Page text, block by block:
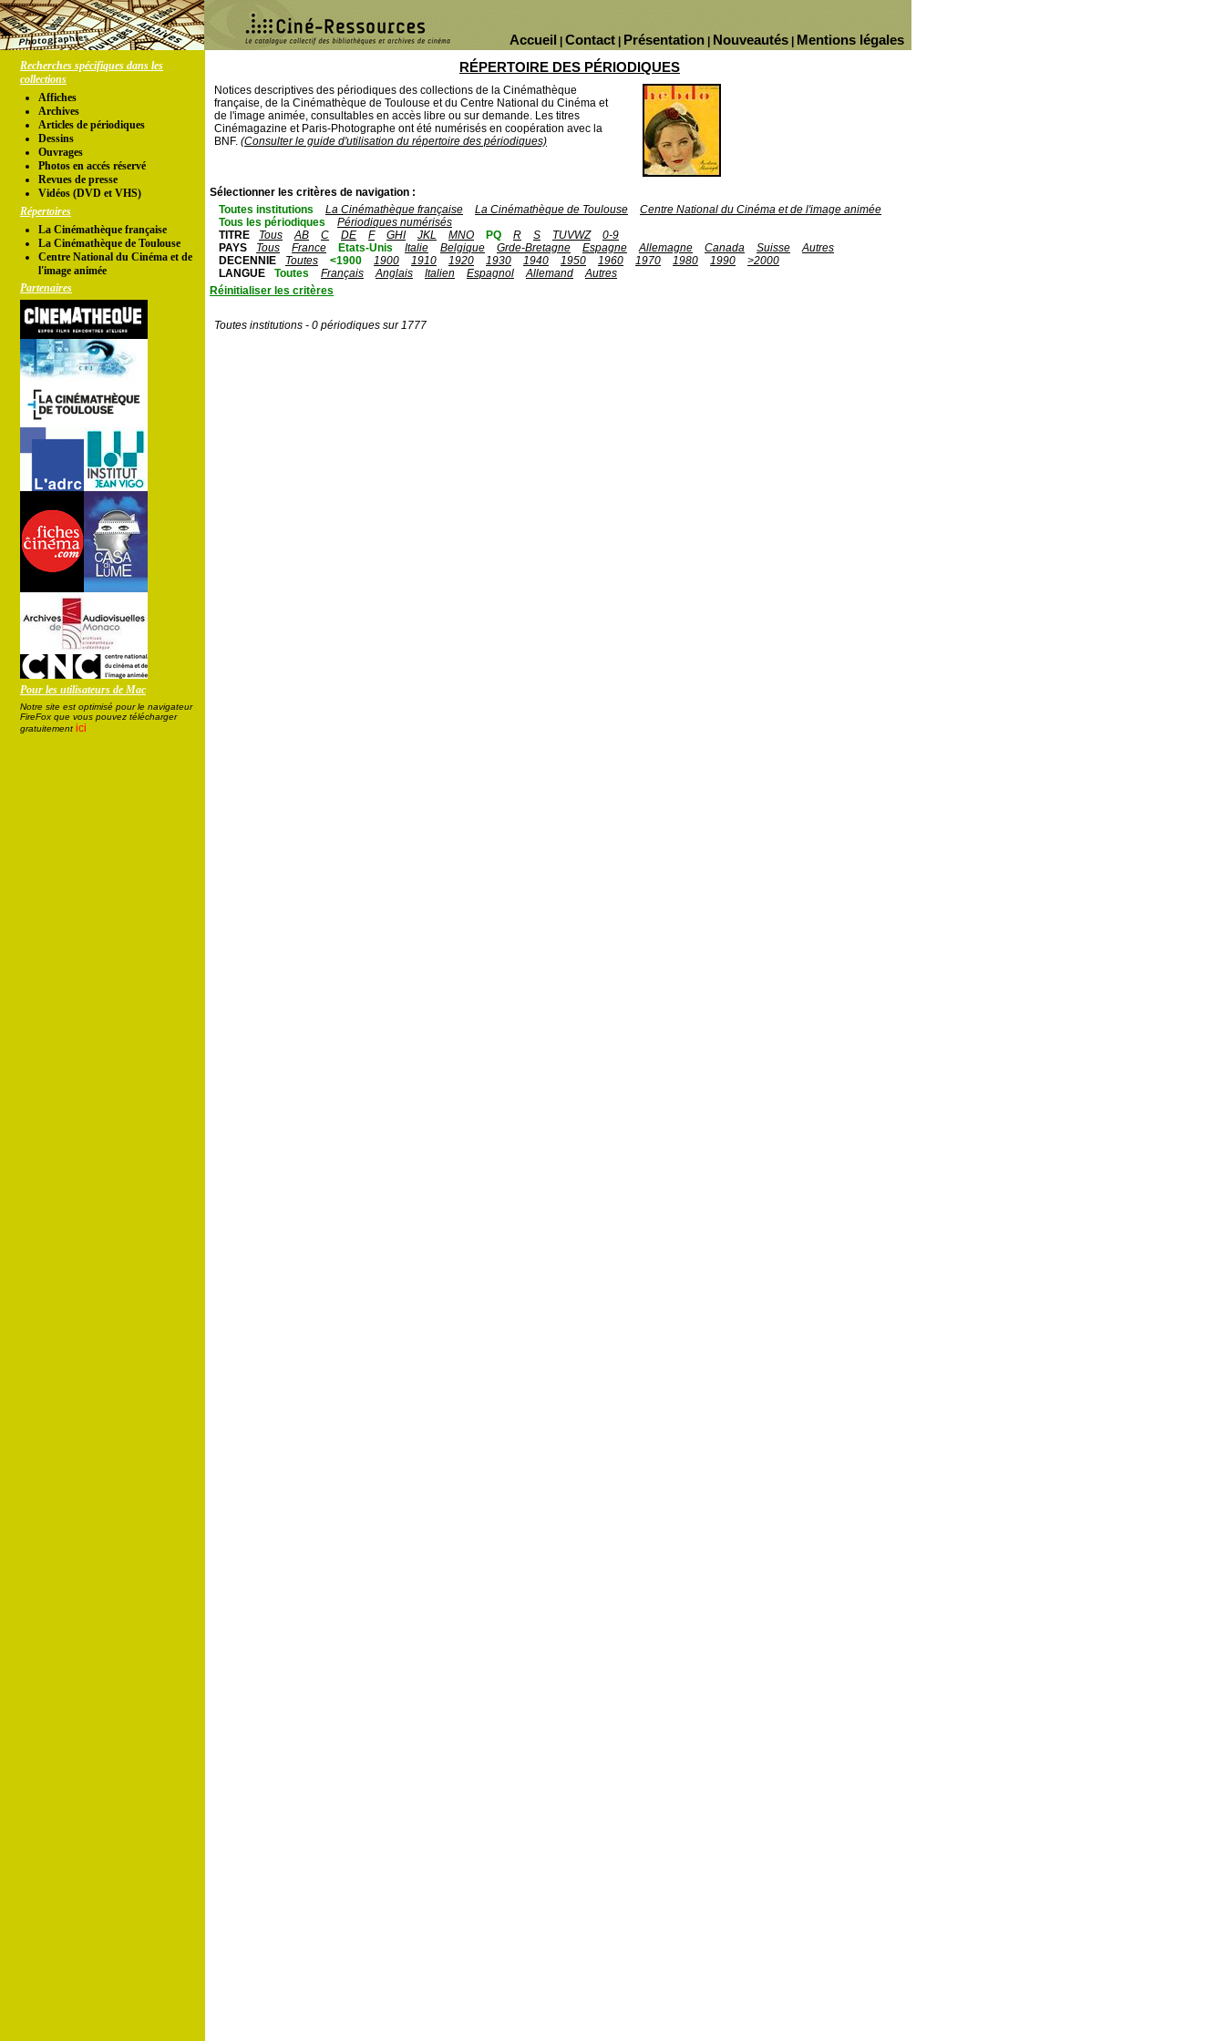
Mentions légales
Nouveautés
Présentation
Contact
Accueil
Recherches spécifiques dans les
collections
Affiches
Archives
Articles de périodiques
Dessins
Ouvrages
Photos en accés réservé
Revues de presse
Vidéos (DVD et VHS)
Répertoires
La Cinémathèque française
La Cinémathèque de Toulouse
Centre National du Cinéma et de
l'image animée
Partenaires
Pour les utilisateurs de Mac
Notre site est optimisé pour le navigateur
FireFox que vous pouvez télécharger
gratuitement ici
RÉPERTOIRE DES PÉRIODIQUES
Notices descriptives des périodiques des collections de la Cinémathèque
française, de la Cinémathèque de Toulouse et du Centre National du Cinéma et
de l'image animée, consultables en accès libre ou sur demande. Les titres
Cinémagazine et Paris-Photographe ont été numérisés en coopération avec la
BNF. (Consulter le guide d'utilisation du répertoire des périodiques)
Sélectionner les critères de navigation :
Toutes institutions
La Cinémathèque française La Cinémathèque de Toulouse
Centre National du Cinéma et de l'image animée
Tous les périodiques
Périodiques numérisés
TITRE
Tous AB C DE F GHI JKL MNO PQ R S TUVWZ
0-9
PAYS
Tous France Etats-Unis Italie Belgique Grde-Bretagne Espagne Allemagne Canada Suisse
Autres
DECENNIE
Toutes <1900 1900 1910 1920 1930 1940 1950 1960 1970 1980 1990
>2000
LANGUE
Toutes Français Anglais Italien Espagnol Allemand
Autres
Réinitialiser les critères
Toutes institutions - 0 périodiques sur 1777